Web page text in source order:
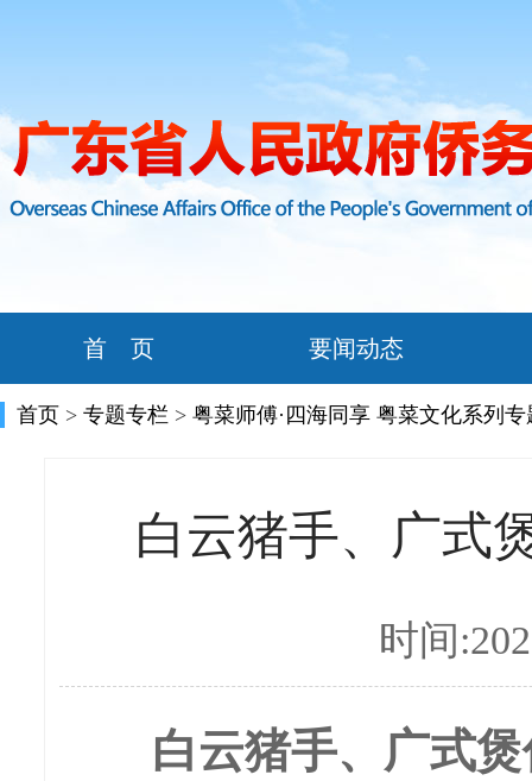
首 页 要闻动态
首页 > 专题专栏 > 粤菜师傅·四海同享 粤菜文化系列专
白云猪手、广式
时间
白云猪手、广式煲